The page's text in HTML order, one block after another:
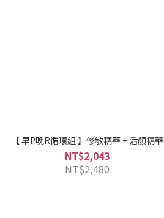
【 早P晚R循環組 】修敏精華 + 活顏精華
NT$2,043
NT$2,480